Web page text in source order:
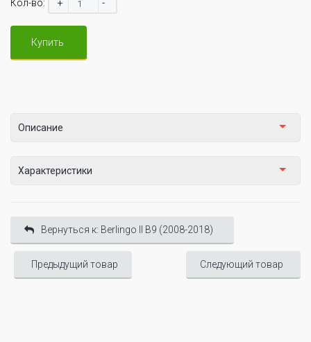
Кол-во: + -
Купить
Описание
Характеристики
Вернуться к: Berlingo II B9 (2008-2018)
Предыдущий товар Следующий товар